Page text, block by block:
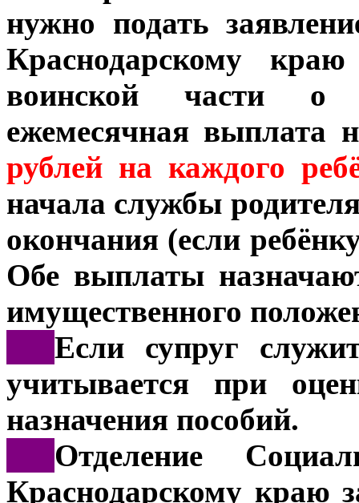
нужно подать
Краснодарскому
воинской части о
ежемесячная выплата
рублей на каждого
начала службы
окончания (если
Обе выплаты
имущественного
Если супруг
учитывается при
назначения пособий.
Отделение
Краснодарскому краю